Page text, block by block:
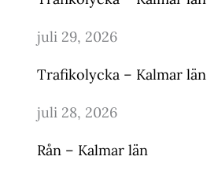
juli 29, 2026
Trafikolycka – Kalmar län
juli 28, 2026
Rån – Kalmar län